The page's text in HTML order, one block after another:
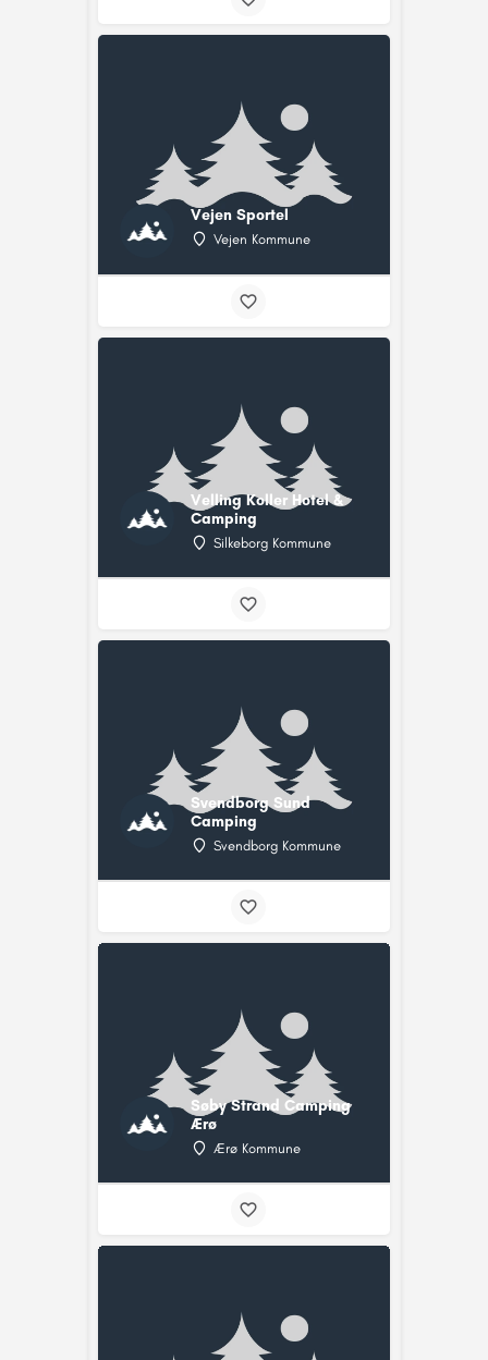
Vejen Sportel
Vejen Kommune
Velling Koller Hotel &
Camping
Silkeborg Kommune
Svendborg Sund
Camping
Svendborg Kommune
Søby Strand Camping
Ærø
Ærø Kommune